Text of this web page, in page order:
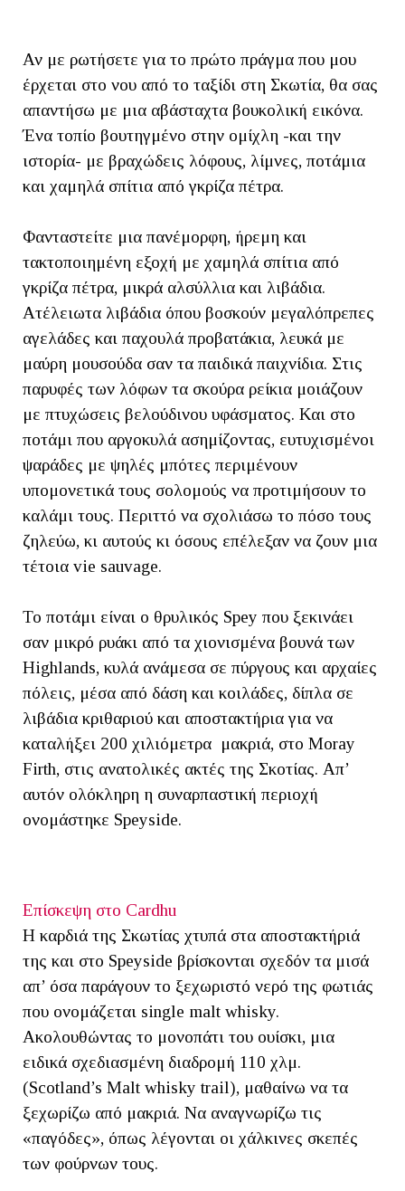
Αν με ρωτήσετε για το πρώτο πράγμα που μου
έρχεται στο νου από το ταξίδι στη Σκωτία, θα σας
απαντήσω με μια αβάσταχτα βουκολική εικόνα.
Ένα τοπίο βουτηγμένο στην ομίχλη -και την
ιστορία- με βραχώδεις λόφους, λίμνες, ποτάμια
και χαμηλά σπίτια από γκρίζα πέτρα.
Φανταστείτε μια πανέμορφη, ήρεμη και
τακτοποιημένη εξοχή με χαμηλά σπίτια από
γκρίζα πέτρα, μικρά αλσύλλια και λιβάδια.
Ατέλειωτα λιβάδια όπου βοσκούν μεγαλόπρεπες
αγελάδες και παχουλά προβατάκια, λευκά με
μαύρη μουσούδα σαν τα παιδικά παιχνίδια. Στις
παρυφές των λόφων τα σκούρα ρείκια μοιάζουν
με πτυχώσεις βελούδινου υφάσματος. Και στο
ποτάμι που αργοκυλά ασημίζοντας, ευτυχισμένοι
ψαράδες με ψηλές μπότες περιμένουν
υπομονετικά τους σολομούς να προτιμήσουν το
καλάμι τους. Περιττό να σχολιάσω το πόσο τους
ζηλεύω, κι αυτούς κι όσους επέλεξαν να ζουν μια
τέτοια vie sauvage.
Το ποτάμι είναι ο θρυλικός Spey που ξεκινάει
σαν μικρό ρυάκι από τα χιονισμένα βουνά των
Highlands, κυλά ανάμεσα σε πύργους και αρχαίες
πόλεις, μέσα από δάση και κοιλάδες, δίπλα σε
λιβάδια κριθαριού και αποστακτήρια για να
καταλήξει 200 χιλιόμετρα μακριά, στο Μoray
Firth, στις ανατολικές ακτές της Σκοτίας. Απ’
αυτόν ολόκληρη η συναρπαστική περιοχή
ονομάστηκε Speyside.
Επίσκεψη στο Cardhu
Η καρδιά της Σκωτίας χτυπά στα αποστακτήριά
της και στο Speyside βρίσκονται σχεδόν τα μισά
απ’ όσα παράγουν το ξεχωριστό νερό της φωτιάς
που ονομάζεται single malt whisky.
Ακολουθώντας το μονοπάτι του ουίσκι, μια
ειδικά σχεδιασμένη διαδρομή 110 χλμ.
(Scotland’s Malt whisky trail), μαθαίνω να τα
ξεχωρίζω από μακριά. Να αναγνωρίζω τις
«παγόδες», όπως λέγονται οι χάλκινες σκεπές
των φούρνων τους.